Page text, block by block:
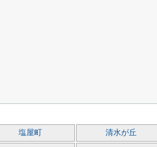
塩屋町 清水が丘